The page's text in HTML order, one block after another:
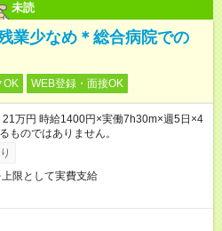
未読
業少なめ＊総合病院での
OK WEB登録・面接OK
万円 時給1400円×実働7h30m×週5日×4
のではありません。
限として実費支給